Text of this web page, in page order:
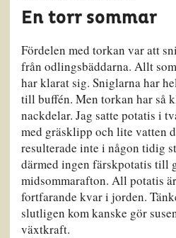
En torr sommar
Fördelen med torkan var att
från odlingsbäddarna. Allt
har klarat sig. Sniglarna har
till buffén. Men torkan har så
nackdelar. Jag satte potatis i
med gräsklipp och lite vatten
resulterade inte i någon tidig
därmed ingen färskpotatis till
midsommarafton. All potatis
fortfarande kvar i jorden.
slutligen kom kanske gör
växtkraft.